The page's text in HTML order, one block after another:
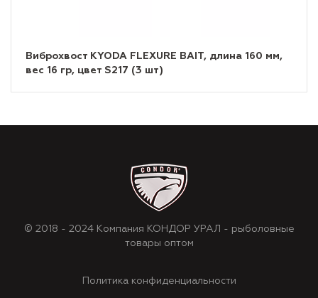
Виброхвост KYODA FLEXURE BAIT, длина 160 мм,
вес 16 гр, цвет S217 (3 шт)
© 2018 - 2024 Компания КОНДОР УРАЛ - рыболовные
товары оптом
Политика конфиденциальности